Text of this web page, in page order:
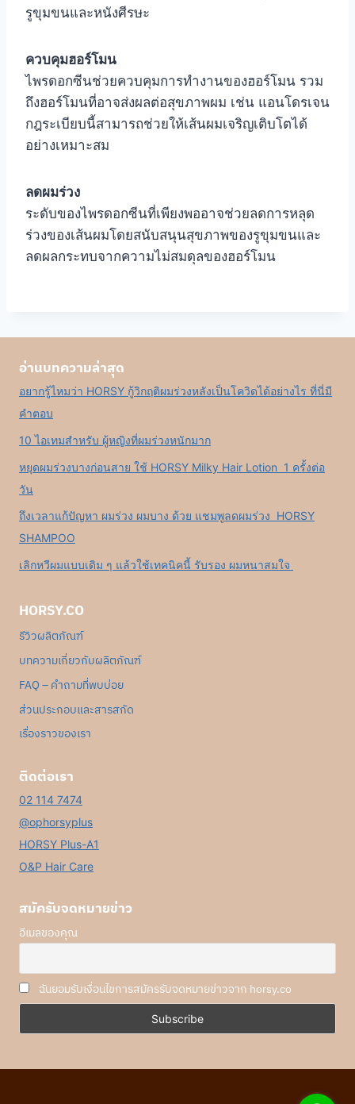
รูขุมขนและหนังศีรษะ
ควบคุมฮอร์โมน
ไพรดอกซีนช่วยควบคุมการทำงานของฮอร์โมน รวม
ถึงฮอร์โมนที่อาจส่งผลต่อสุขภาพผม เช่น แอนโดรเจน
กฎระเบียบนี้สามารถช่วยให้เส้นผมเจริญเติบโตได้
อย่างเหมาะสม
ลดผมร่วง
ระดับของไพรดอกซีนที่เพียงพออาจช่วยลดการหลุด
ร่วงของเส้นผมโดยสนับสนุนสุขภาพของรูขุมขนและ
ลดผลกระทบจากความไม่สมดุลของฮอร์โมน
อ่านบทความล่าสุด
อยากรู้ไหมว่า HORSY กู้วิกฤติผมร่วงหลังเป็นโควิดได้อย่างไร ที่นี่มี
คำตอบ
10 ไอเทมสำหรับ ผู้หญิงที่ผมร่วงหนักมาก
หยุดผมร่วงบางก่อนสาย ใช้ HORSY Milky Hair Lotion 1 ครั้งต่อ
วัน
ถึงเวลาแก้ปัญหา ผมร่วง ผมบาง ด้วย แชมพูลดผมร่วง HORSY
SHAMPOO
เลิกหวีผมแบบเดิม ๆ แล้วใช้เทคนิคนี้ รับรอง ผมหนาสมใจ
HORSY.CO
รีวิวผลิตภัณฑ์
บทความเกี่ยวกับผลิตภัณฑ์
FAQ – คำถามที่พบบ่อย
ส่วนประกอบและสารสกัด
เรื่องราวของเรา
ติดต่อเรา
02 114 7474
@ophorsyplus
HORSY Plus-A1
O&P Hair Care
สมัครับจดหมายข่าว
อีเมลของคุณ
ฉันยอมรับเงื่อนไขการสมัครรับจดหมายข่าวจาก horsy.co